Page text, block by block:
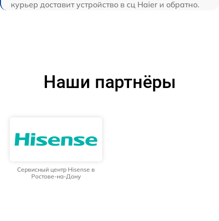
курьер доставит устройство в сц Haier и обратно.
Наши партнёры
Сервисный центр Hisense в
Ростове-на-Дону